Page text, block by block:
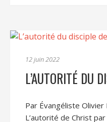
12 juin 2022
L’AUTORITÉ DU
Par Évangéliste Olivier
L’autorité de Christ